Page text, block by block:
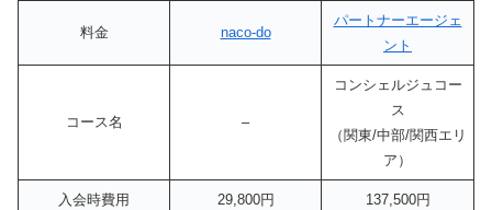
料金 naco-do
パートナーエージェ
ント
コース名 –
コンシェルジュコー
ス
（関東/中部/関西エリ
ア）
入会時費用 29,800円 137,500円